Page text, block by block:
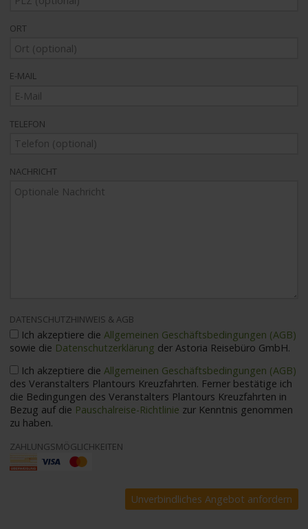
ORT
E-MAIL
TELEFON
NACHRICHT
DATENSCHUTZHINWEIS & AGB
Ich akzeptiere dieAllgemeinen Geschäftsbedingungen (AGB)
sowie die Datenschutzerklärung der Astoria Reisebüro GmbH.
Ich akzeptiere dieAllgemeinen Geschäftsbedingungen (AGB)
des Veranstalters Plantours Kreuzfahrten. Ferner bestätige ich
die Bedingungen des Veranstalters Plantours Kreuzfahrten in
Bezug auf die Pauschalreise-Richtlinie zur Kenntnis genommen
zu haben.
ZAHLUNGSMÖGLICHKEITEN